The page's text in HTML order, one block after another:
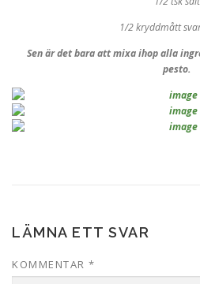
1/2 kryddmått
Sen är det bara att mixa ihop alla
pesto.
LÄMNA ETT SVAR
KOMMENTAR *